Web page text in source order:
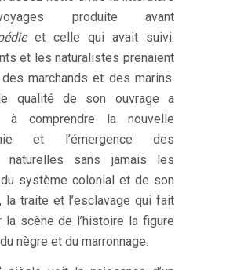
produite avant
et celle qui avait suivi.
et les naturalistes prenaient
marchands et des marins.
qualité de son ouvrage a
à comprendre la nouvelle
et l’émergence des
naturelles sans jamais les
système colonial et de son
la traite et l’esclavage qui fait
la scène de l’histoire la figure
nègre et du marronnage.